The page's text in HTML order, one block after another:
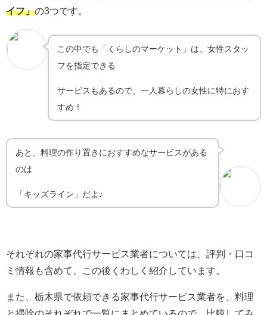
イフ」の3つです。
この中でも「くらしのマーケット」は、女性スタッ
フを指定できる
サービスもあるので、一人暮らしの女性に特におす
すめ！
あと、料理の作り置きにおすすめなサービスがある
のは
「キッズライン」だよ♪
それぞれの家事代行サービス業者については、評判・口コ
ミ情報も含めて、この後くわしく紹介しています。
また、栃木県で依頼できる家事代行サービス業者を、料理